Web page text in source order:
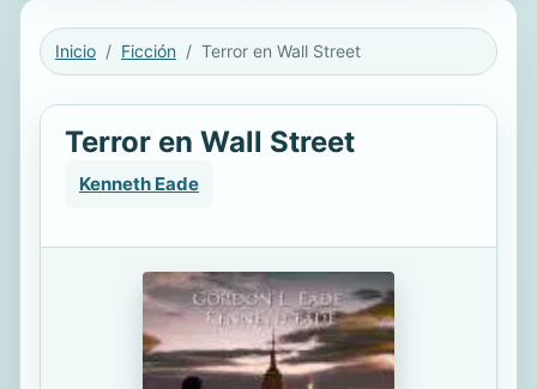
Inicio Ficción Terror en Wall Street
Terror en Wall Street
Kenneth Eade